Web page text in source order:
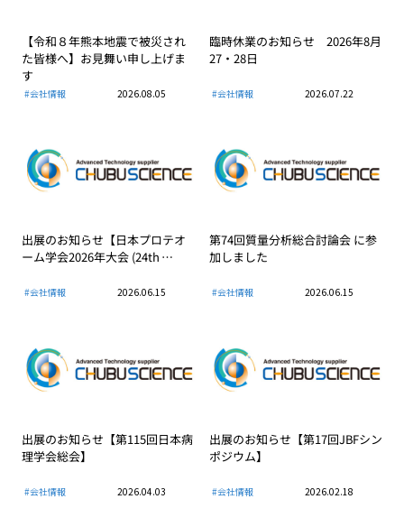
【令和８年熊本地震で被災され
た皆様へ】お見舞い申し上げま
す
#会社情報 2026.08.05
臨時休業のお知らせ 2026年8月
27・28日
#会社情報 2026.07.22
出展のお知らせ【日本プロテオ
ーム学会2026年大会 (24th …
#会社情報 2026.06.15
第74回質量分析総合討論会 に参
加しました
#会社情報 2026.06.15
出展のお知らせ【第115回日本病
理学会総会】
#会社情報 2026.04.03
出展のお知らせ【第17回JBFシン
ポジウム】
#会社情報 2026.02.18